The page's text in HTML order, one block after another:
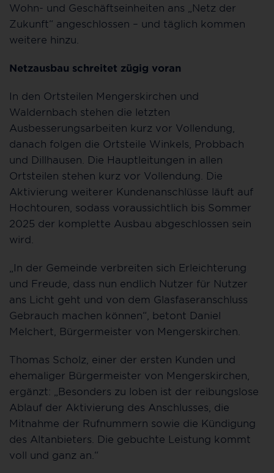
Wohn- und Geschäftseinheiten ans „Netz der
Zukunft“ angeschlossen – und täglich kommen
weitere hinzu.
Netzausbau schreitet zügig voran
In den Ortsteilen Mengerskirchen und
Waldernbach stehen die letzten
Ausbesserungsarbeiten kurz vor Vollendung,
danach folgen die Ortsteile Winkels, Probbach
und Dillhausen. Die Hauptleitungen in allen
Ortsteilen stehen kurz vor Vollendung. Die
Aktivierung weiterer Kundenanschlüsse läuft auf
Hochtouren, sodass voraussichtlich bis Sommer
2025 der komplette Ausbau abgeschlossen sein
wird.
„In der Gemeinde verbreiten sich Erleichterung
und Freude, dass nun endlich Nutzer für Nutzer
ans Licht geht und von dem Glasfaseranschluss
Gebrauch machen können“, betont Daniel
Melchert, Bürgermeister von Mengerskirchen.
Thomas Scholz, einer der ersten Kunden und
ehemaliger Bürgermeister von Mengerskirchen,
ergänzt: „Besonders zu loben ist der reibungslose
Ablauf der Aktivierung des Anschlusses, die
Mitnahme der Rufnummern sowie die Kündigung
des Altanbieters. Die gebuchte Leistung kommt
voll und ganz an.“